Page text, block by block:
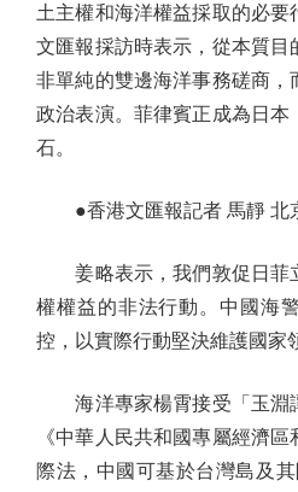
土主權和海洋權益採取的必要
文匯報採訪時表示，從本質目
非單純的雙邊海洋事務磋商，
政治表演。菲律賓正成為日本
石。
●香港文匯報記者 馬靜 北
姜略表示，我們敦促日菲
權權益的非法行動。中國海
控，以實際行動堅決維護國家
海洋專家楊霄接受「玉淵
《中華人民共和國專屬經濟
際法，中國可基於台灣島及